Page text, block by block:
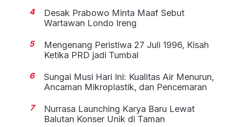
4
Desak Prabowo Minta Maaf Sebut
Wartawan Londo Ireng
5
Mengenang Peristiwa 27 Juli 1996, Kisah
Ketika PRD jadi Tumbal
6
Sungai Musi Hari Ini: Kualitas Air Menurun,
Ancaman Mikroplastik, dan Pencemaran
7
Nurrasa Launching Karya Baru Lewat
Balutan Konser Unik di Taman